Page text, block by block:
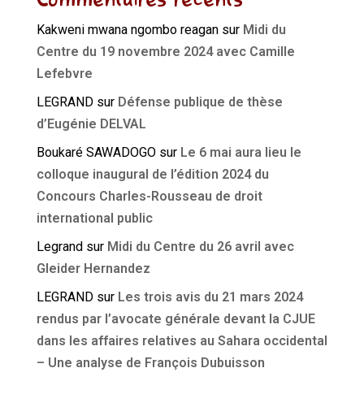
Kakweni mwana ngombo reagansur Midi du
Centre du 19 novembre 2024 avec Camille
Lefebvre
LEGRANDsur Défense publique de thèse
d’Eugénie DELVAL
Boukaré SAWADOGOsur Le 6 mai aura lieu le
colloque inaugural de l’édition 2024 du
Concours Charles-Rousseau de droit
international public
Legrandsur Midi du Centre du 26 avril avec
Gleider Hernandez
LEGRANDsur Les trois avis du 21 mars 2024
rendus par l’avocate générale devant la CJUE
dans les affaires relatives au Sahara occidental
– Une analyse de François Dubuisson